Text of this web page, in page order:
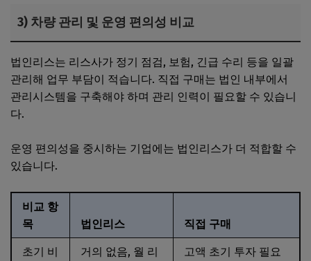
3) 차량 관리 및 운영 편의성 비교
법인리스는 리스사가 정기 점검, 보험, 긴급 수리 등을 일괄
관리해 업무 부담이 적습니다. 직접 구매는 법인 내부에서
관리시스템을 구축해야 하며 관리 인력이 필요할 수 있습니
다.
운영 편의성을 중시하는 기업에는 법인리스가 더 적합할 수
있습니다.
비교 항
목
법인리스 직접 구매
초기 비
거의 없음, 월 리
고액 초기 투자 필요